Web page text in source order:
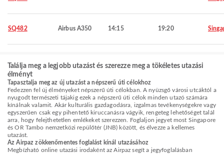
SQ482 Airbus A350 14:15 19:20
Találja meg a legjobb utazást és szerezze meg a tökéletes utazási
élményt
Tapasztalja meg az új utazást a népszerű úti célokhoz
Fedezzen fel új élményeket népszerű úti célokban. A nyüzsgő városi utcáktól a
nyugodt természeti tájakig ezek a népszerű úti célok minden utazó számára
kínálnak valamit. Akár kulturális gazdagodásra, izgalmas tevékenységekre vagy
egyszerűen csak egy pihentető kiruccanásra vágyik, rengeteg lehetőséget talál
arra, hogy felejthetetlen emlékeket szerezzen. Foglaljon jegyet most Singapore
és OR Tambo nemzetközi repülőtér (JNB) között, és élvezze a kellemes
utazást.
Az Airpaz zökkenőmentes foglalást kínál utazásához
Megbízható online utazási irodaként az Airpaz segít a jegyfoglalásban